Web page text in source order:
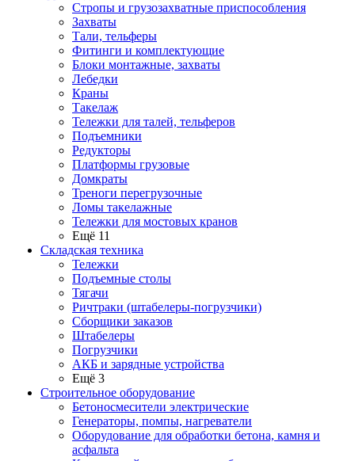
Стропы и грузозахватные приспособления
Захваты
Тали, тельферы
Фитинги и комплектующие
Блоки монтажные, захваты
Лебедки
Краны
Такелаж
Тележки для талей, тельферов
Подъемники
Редукторы
Платформы грузовые
Домкраты
Треноги перегрузочные
Ломы такелажные
Тележки для мостовых кранов
Ещё 11
Складская техника
Тележки
Подъемные столы
Тягачи
Ричтраки (штабелеры-погрузчики)
Сборщики заказов
Штабелеры
Погрузчики
АКБ и зарядные устройства
Ещё 3
Строительное оборудование
Бетоносмесители электрические
Генераторы, помпы, нагреватели
Оборудование для обработки бетона, камня и
асфальта